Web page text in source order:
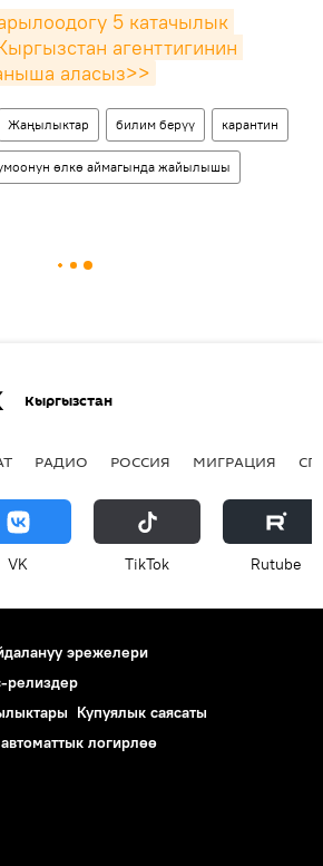
5 катачылык
агенттигинин
аласыз>>
Жаңылыктар билим берүү карантин
өлкө аймагында жайылышы
Кыргызстан
РАДИО РОССИЯ МИГРАЦИЯ
VK ТikТоk Rutube
эрежелери
релиздер
Купуялык саясаты
логирлөө